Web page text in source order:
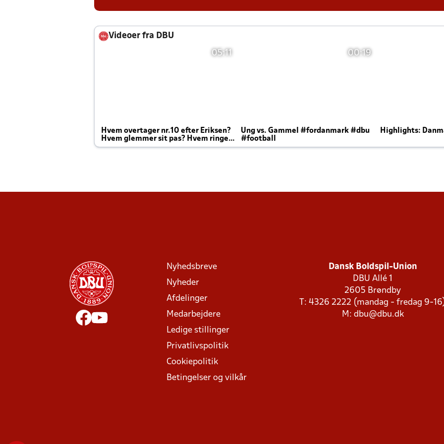
Videoer fra DBU
05:11
Hvem overtager nr.10 efter Eriksen?
Hvem glemmer sit pas? Hvem ringer
Joachim altid til efter kampe?
00:19
Ung vs. Gammel #fordanmark #dbu
#football
Highlights:
Nyhedsbreve
Nyheder
Afdelinger
Medarbejdere
Ledige stillinger
Privatlivspolitik
Cookiepolitik
Betingelser og vilkår
Dansk Boldspil-Union
DBU Allé 1
2605 Brøndby
T: 4326 2222 (mandag - fredag 9-
M: dbu@dbu.dk